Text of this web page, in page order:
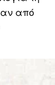
από